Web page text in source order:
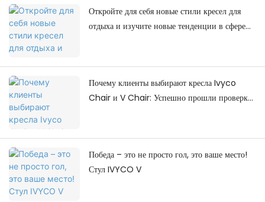
Откройте для себя новые стили кресел для
отдыха и изучите новые тенденции в сфере
Почему клиенты выбирают кресла Ivyco
Chair и V Chair: Успешно прошли проверку
Победа – это не просто гол, это ваше место!
Стул IVYCO V